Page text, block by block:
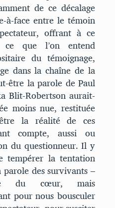
de ce décalage
à-face entre le témoin
offrant à ce
que l’on entend
du témoignage,
dans la chaîne de la
être la parole de Paul
Blit-Robertson aurait-
moins nue, restituée
la réalité de ces
compte, aussi ou
du questionneur. Il y
tempérer la tentation
des survivants –
du cœur, mais
pour nous bousculer